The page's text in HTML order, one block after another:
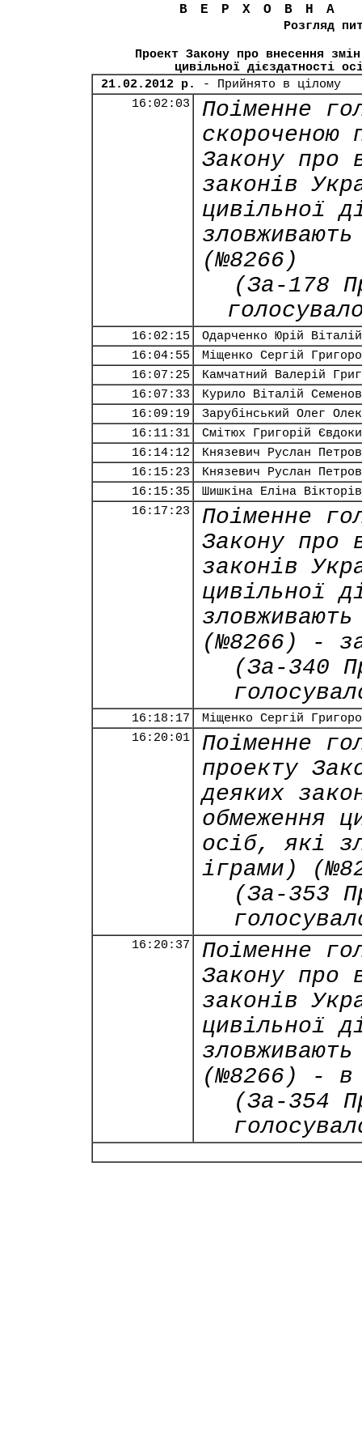
Розгляд
Проект Закону про внесення
цивільної дієздатності
21.02.2012 р.
- Прийнято в цілому
16:02:03
Поіменне
скороченою
Закону про
законів
цивільної
(№8266)
(За-178
16:02:15
Одарченко Юрій
16:04:55
Міщенко Сергій
16:07:25
Камчатний Валерій
16:07:33
Курило Віталій
16:09:19
Зарубінський Олег
16:11:31
Смітюх Григорій
16:14:12
Князевич Руслан
16:15:23
Князевич Руслан
16:15:35
Шишкіна Еліна
16:17:23
Поіменне
Закону про
законів
цивільної
(№8266) -
(За-340
16:18:17
Міщенко Сергій
16:20:01
Поіменне
проекту
деяких
обмеження
осіб, які
іграми)
(За-353
16:20:37
Поіменне
Закону про
законів
цивільної
(№8266) - в
(За-354